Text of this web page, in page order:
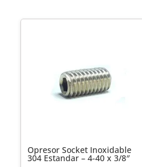
Opresor Socket Inoxidable
304 Estandar – 4-40 x 3/8″